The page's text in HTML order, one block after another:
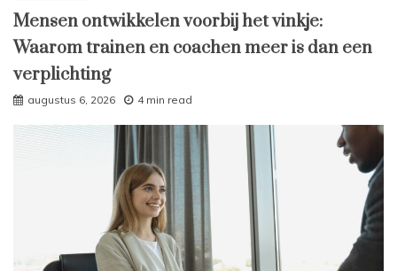
Mensen ontwikkelen voorbij het vinkje:
Waarom trainen en coachen meer is dan een
verplichting
augustus 6, 2026 4 min read